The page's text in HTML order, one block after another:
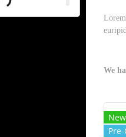
We
New